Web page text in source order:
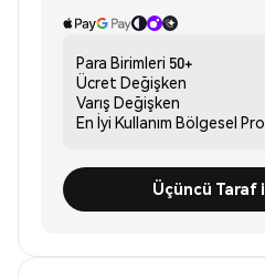
Para Birimleri 50+
Ücret Değişken
Varış Değişken
En İyi Kullanım Bölgesel
Üçüncü Taraf